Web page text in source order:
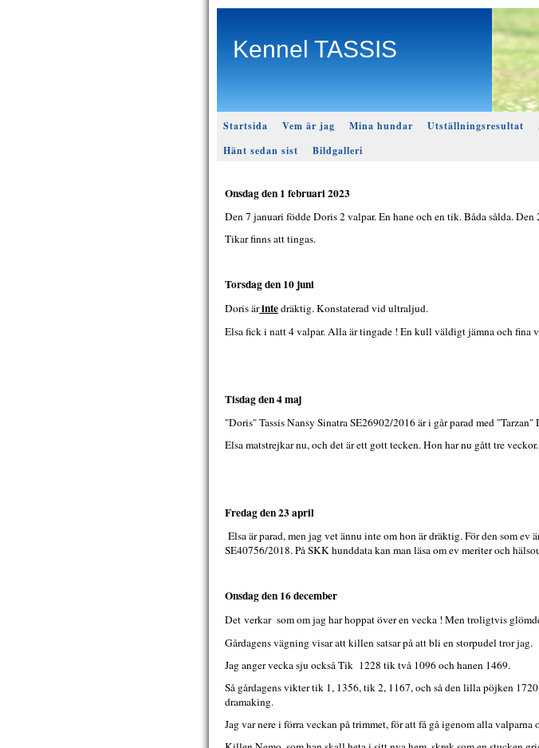
Kennel TASSIS
Startsida Vem är jag Mina hundar Utställningsresultat
Hänt sedan sist
Bildgalleri
Onsdag den 1 februari 2023
Den 7 januari födde Doris 2 valpar. En hane och en tik. Båda sålda.
Tikar finns att tingas.
Torsdag den 10 juni
Doris ärintedräktig. Konstaterad vid ultraljud.
Elsa fick i natt 4 valpar. Alla är tingade ! En kull väldigt jämna och fina
Tisdag den 4 maj
"Doris" Tassis Nansy Sinatra SE26902/2016 är i går parad med
Elsa matstrejkar nu, och det är ett gott tecken. Hon har nu gått tre veckor.
Fredag den 23 april
Elsa är parad, men jag vet ännu inte om hon är dräktig. För den som ev
SE40756/2018. På SKK hunddata kan man läsa om ev meriter och
Onsdag den 16 december
Det verkar som om jag har hoppat över en vecka ! Men troligtvis
Gårdagens vägning visar att killen satsar på att bli en storpudel tror jag.
Jag anger vecka sju också Tik 1228 tik två 1096 och hanen 1469.
Så gårdagens vikter tik 1, 1356, tik 2, 1167, och så den lilla pöjken
dramaking.
Jag var nere i förra veckan på trimmet, för att få gå igenom alla